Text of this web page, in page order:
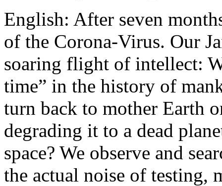
English: After seven
of the Corona-Virus. Our
soaring flight of intellect:
time” in the history of
turn back to mother Earth
degrading it to a dead
space? We observe and
the actual noise of testing,